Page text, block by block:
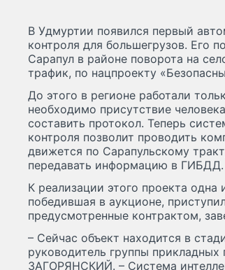
В Удмуртии появился первый
контроля для большегрузов. Его
Сарапул в районе поворота на
трафик, по нацпроекту
До этого в регионе работали
необходимо присутствие
составить протокол. Теперь
контроля позволит проводить
движется по Сарапульскому
передавать информацию в ГИБДД.
К реализации этого проекта
победившая в аукционе,
предусмотренные контрактом,
– Сейчас объект находится в
руководитель группы
ЗАГОРЯНСКИЙ. – Система